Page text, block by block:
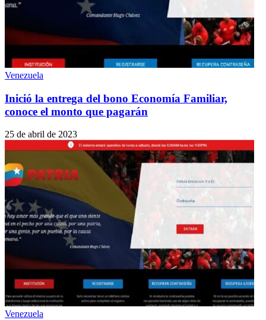
Venezuela
Inició la entrega del bono Economía Familiar,
conoce el monto que pagarán
25 de abril de 2023
Venezuela